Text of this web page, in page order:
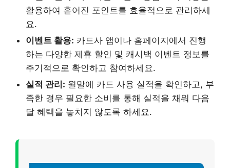
활용하여 흩어진 포인트를 효율적으로 관리하세
요.
이벤트 활용: 카드사 앱이나 홈페이지에서 진행
하는 다양한 제휴 할인 및 캐시백 이벤트 정보를
주기적으로 확인하고 참여하세요.
실적 관리: 월말에 카드 사용 실적을 확인하고, 부
족한 경우 필요한 소비를 통해 실적을 채워 다음
달 혜택을 놓치지 않도록 하세요.